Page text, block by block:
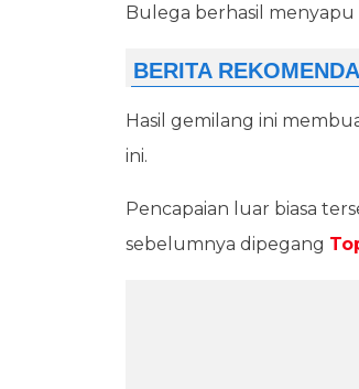
Bulega berhasil menyapu
Hasil gemilang ini
ini.
Pencapaian luar biasa
sebelumnya dipegang